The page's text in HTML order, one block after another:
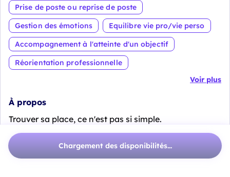
Prise de poste ou reprise de poste
Gestion des émotions
Equilibre vie pro/vie perso
Accompagnement à l'atteinte d'un objectif
Réorientation professionnelle
Voir plus
À propos
Trouver sa place, ce n'est pas si simple.
Dans le monde du travail ou dans sa vie personnelle.
Chargement des disponibilités...